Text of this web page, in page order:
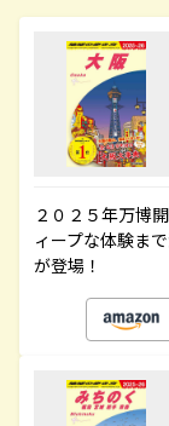
２０２５年万博
ィープな体験ま
が登場！